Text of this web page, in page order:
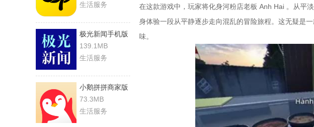
生活服务
极光新闻手机版
139.1MB
生活服务
小鹅拼拼商家版
73.3MB
生活服务
在这款游戏中，玩家将化身河粉店老板 Anh Hai 。从平
身体验一段从平静逐步走向混乱的冒险旅程。这无疑是
味。